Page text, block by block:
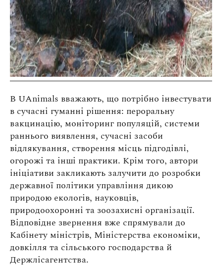
В UAnimals вважають, що потрібно інвестувати
в сучасні гуманні рішення: пероральну
вакцинацію, моніторинг популяцій, системи
раннього виявлення, сучасні засоби
відлякування, створення місць підгодівлі,
огорожі та інші практики. Крім того, автори
ініціативи закликають залучити до розробки
державної політики управління дикою
природою екологів, науковців,
природоохоронні та зоозахисні організації.
Відповідне звернення вже спрямували до
Кабінету міністрів, Міністерства економіки,
довкілля та сільського господарства й
Держлісагентства.